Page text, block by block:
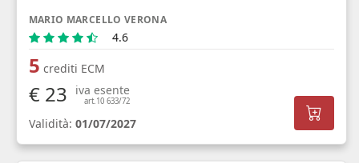
MARIO MARCELLO VERONA
4.6
5 crediti ECM
€ 23 iva esente
art.10 633/72
Validità: 01/07/2027